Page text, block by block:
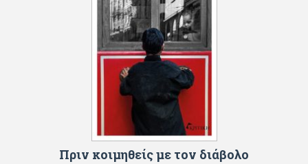
Πριν κοιμηθείς με τον διάβολο